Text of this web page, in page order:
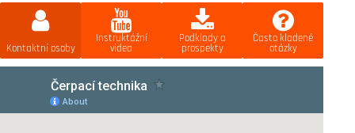
Kontaktní osoby
Instruktážní
videa
Podklady a
prospekty
Často kladené
otázky